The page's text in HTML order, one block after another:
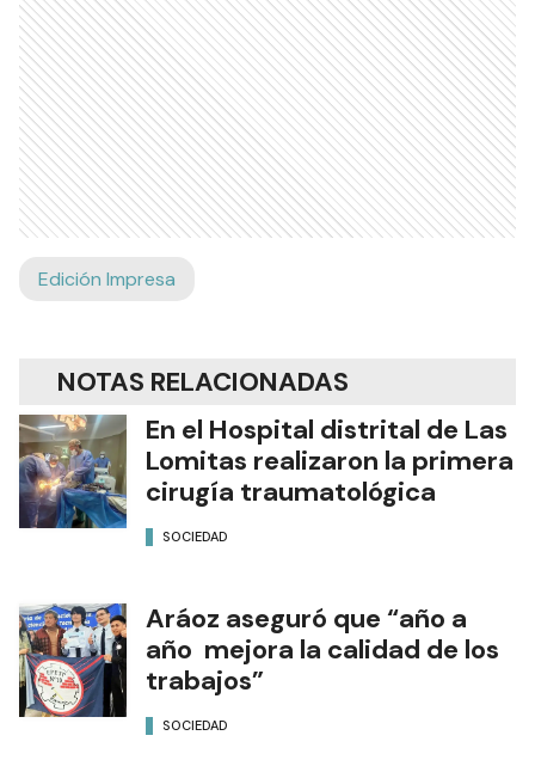
Edición Impresa
NOTAS RELACIONADAS
En el Hospital distrital de Las
Lomitas realizaron la primera
cirugía traumatológica
SOCIEDAD
Aráoz aseguró que “año a
año mejora la calidad de los
trabajos”
SOCIEDAD